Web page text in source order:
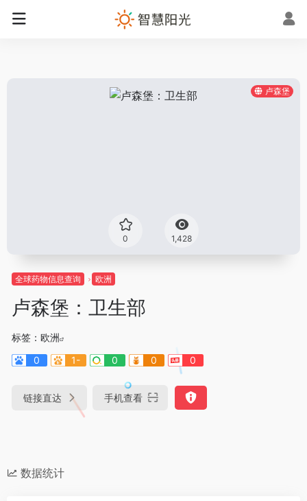
卢森堡
0 1,428
全球药物信息查询 欧洲
卢森堡：卫生部
标签： 欧洲
0
1- 0 0 0
链接直达 手机查看
数据统计